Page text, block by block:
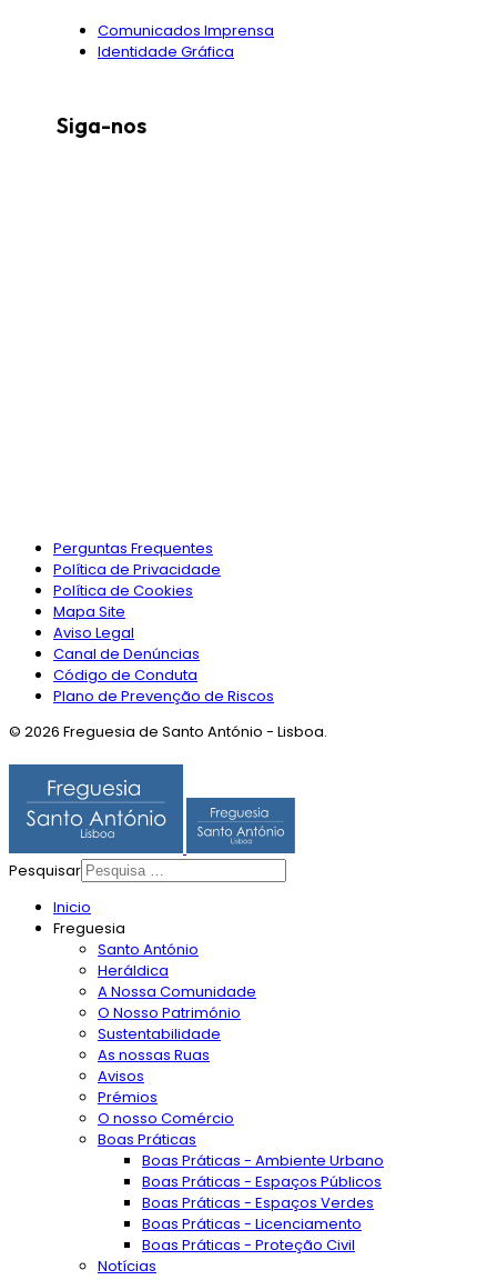
Comunicados Imprensa
Identidade Gráfica
Siga-nos
Perguntas Frequentes
Política de Privacidade
Política de Cookies
Mapa Site
Aviso Legal
Canal de Denúncias
Código de Conduta
Plano de Prevenção de Riscos
© 2026 Freguesia de Santo António - Lisboa.
Pesquisar
Inicio
Freguesia
Santo António
Heráldica
A Nossa Comunidade
O Nosso Património
Sustentabilidade
As nossas Ruas
Avisos
Prémios
O nosso Comércio
Boas Práticas
Boas Práticas - Ambiente Urbano
Boas Práticas - Espaços Públicos
Boas Práticas - Espaços Verdes
Boas Práticas - Licenciamento
Boas Práticas - Proteção Civil
Notícias